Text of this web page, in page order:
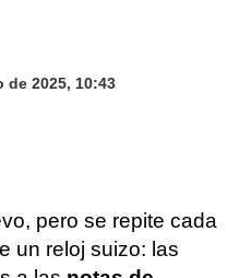
de 2025, 10:43
pero se repite cada
un reloj suizo: las